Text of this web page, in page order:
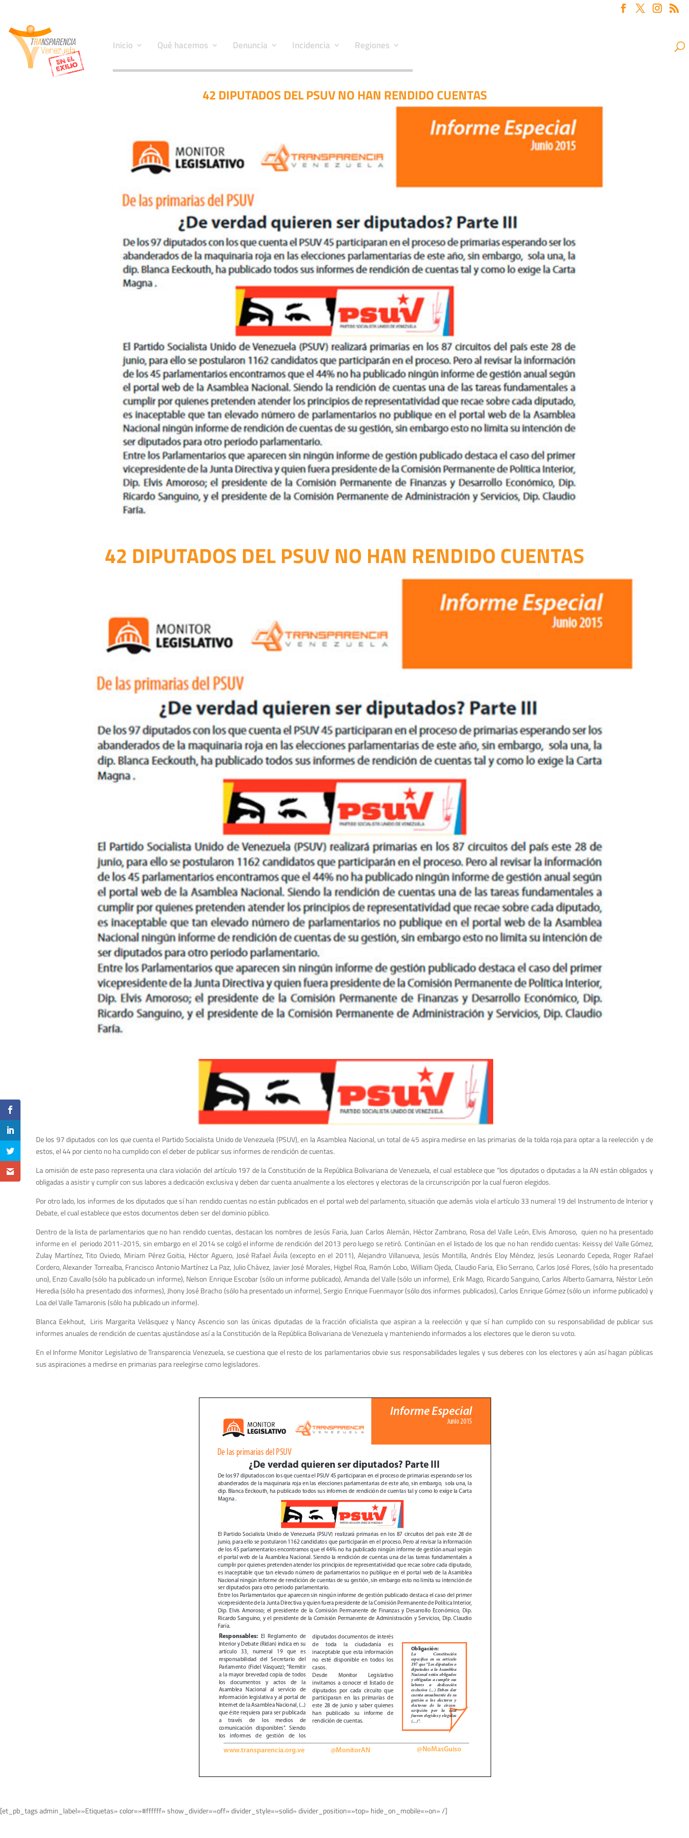
Inicio Qué hacemos Denuncia Incidencia Regiones
42 DIPUTADOS DEL PSUV NO HAN RENDIDO CUENTAS
42 DIPUTADOS DEL PSUV NO HAN RENDIDO CUENTAS
De los 97 diputados con los que cuenta el Partido Socialista Unido de Venezuela (PSUV), en la Asamblea Nacional, un total de 45 aspira medirse en las primarias de la tolda roja para optar a la reelección y de
estos, el 44 por ciento no ha cumplido con el deber de publicar sus informes de rendición de cuentas.
La omisión de este paso representa una clara violación del artículo 197 de la Constitución de la República Bolivariana de Venezuela, el cual establece que “los diputados o diputadas a la AN están obligados y
obligadas a asistir y cumplir con sus labores a dedicación exclusiva y deben dar cuenta anualmente a los electores y electoras de la circunscripción por la cual fueron elegidos.
Por otro lado, los informes de los diputados que sí han rendido cuentas no están publicados en el portal web del parlamento, situación que además viola el artículo 33 numeral 19 del Instrumento de Interior y
Debate, el cual establece que estos documentos deben ser del dominio público.
Dentro de la lista de parlamentarios que no han rendido cuentas, destacan los nombres de Jesús Faria, Juan Carlos Alemán, Héctor Zambrano, Rosa del Valle León, Elvis Amoroso, quien no ha presentado
informe en el periodo 2011-2015, sin embargo en el 2014 se colgó el informe de rendición del 2013 pero luego se retiró. Continúan en el listado de los que no han rendido cuentas: Keissy del Valle Gómez,
Zulay Martínez, Tito Oviedo, Miriam Pérez Goitia, Héctor Aguero, José Rafael Ávila (excepto en el 2011), Alejandro Villanueva, Jesús Montilla, Andrés Eloy Méndez, Jesús Leonardo Cepeda, Roger Rafael
Cordero, Alexander Torrealba, Francisco Antonio Martínez La Paz, Julio Chávez, Javier José Morales, Higbel Roa, Ramón Lobo, William Ojeda, Claudio Faria, Elio Serrano, Carlos José Flores, (sólo ha presentado
uno), Enzo Cavallo (sólo ha publicado un informe), Nelson Enrique Escobar (sólo un informe publicado), Amanda del Valle (sólo un informe), Erik Mago, Ricardo Sanguino, Carlos Alberto Gamarra, Néstor León
Heredia (sólo ha presentado dos informes), Jhony José Bracho (sólo ha presentado un informe), Sergio Enrique Fuenmayor (sólo dos informes publicados), Carlos Enrique Gómez (sólo un informe publicado) y
Loa del Valle Tamaronis (sólo ha publicado un informe).
Blanca Eekhout, Liris Margarita Velásquez y Nancy Ascencio son las únicas diputadas de la fracción oficialista que aspiran a la reelección y que sí han cumplido con su responsabilidad de publicar sus
informes anuales de rendición de cuentas ajustándose así a la Constitución de la República Bolivariana de Venezuela y manteniendo informados a los electores que le dieron su voto.
En el Informe Monitor Legislativo de Transparencia Venezuela, se cuestiona que el resto de los parlamentarios obvie sus responsabilidades legales y sus deberes con los electores y aún así hagan públicas
sus aspiraciones a medirse en primarias para reelegirse como legisladores.
[et_pb_tags admin_label=»Etiquetas» color=»#ffffff» show_divider=»off» divider_style=»solid» divider_position=»top» hide_on_mobile=»on» /]